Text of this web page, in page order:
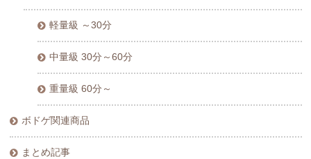
軽量級 ～30分
中量級 30分～60分
重量級 60分～
ボドゲ関連商品
まとめ記事